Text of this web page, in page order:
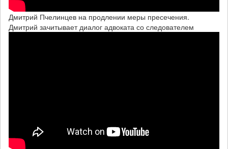
Дмитрий Пчелинцев на продлении меры пресечения.
Дмитрий зачитывает диалог адвоката со следователем